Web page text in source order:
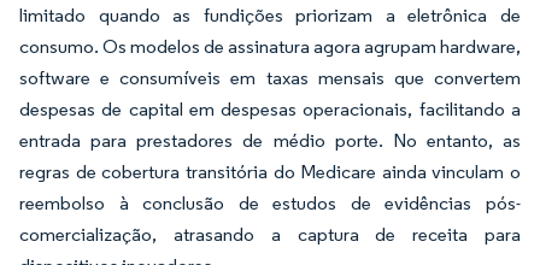
limitado quando as fundições priorizam a eletrônica de
consumo. Os modelos de assinatura agora agrupam hardware,
software e consumíveis em taxas mensais que convertem
despesas de capital em despesas operacionais, facilitando a
entrada para prestadores de médio porte. No entanto, as
regras de cobertura transitória do Medicare ainda vinculam o
reembolso à conclusão de estudos de evidências pós-
comercialização, atrasando a captura de receita para